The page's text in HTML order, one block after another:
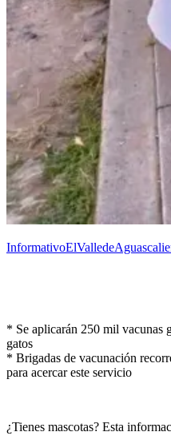
* Se aplicarán 250 mil vacunas
gatos
* Brigadas de vacunación
para acercar este servicio
¿Tienes mascotas? Esta